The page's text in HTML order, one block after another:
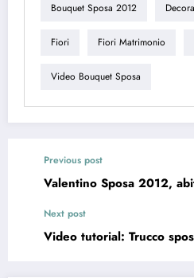
Bouquet Sposa 2012
Fiori Fiori Matrimonio
Video Bouquet Sposa
Previous post
Valentino Sposa 2012,
Next post
Video tutorial: Trucco